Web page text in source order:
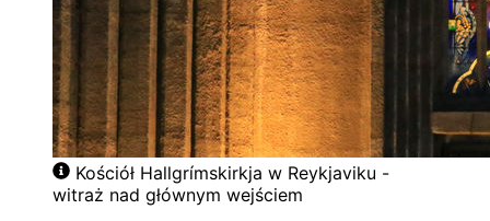
Kościół Hallgrímskirkja w Reykjaviku -
witraż nad głównym wejściem